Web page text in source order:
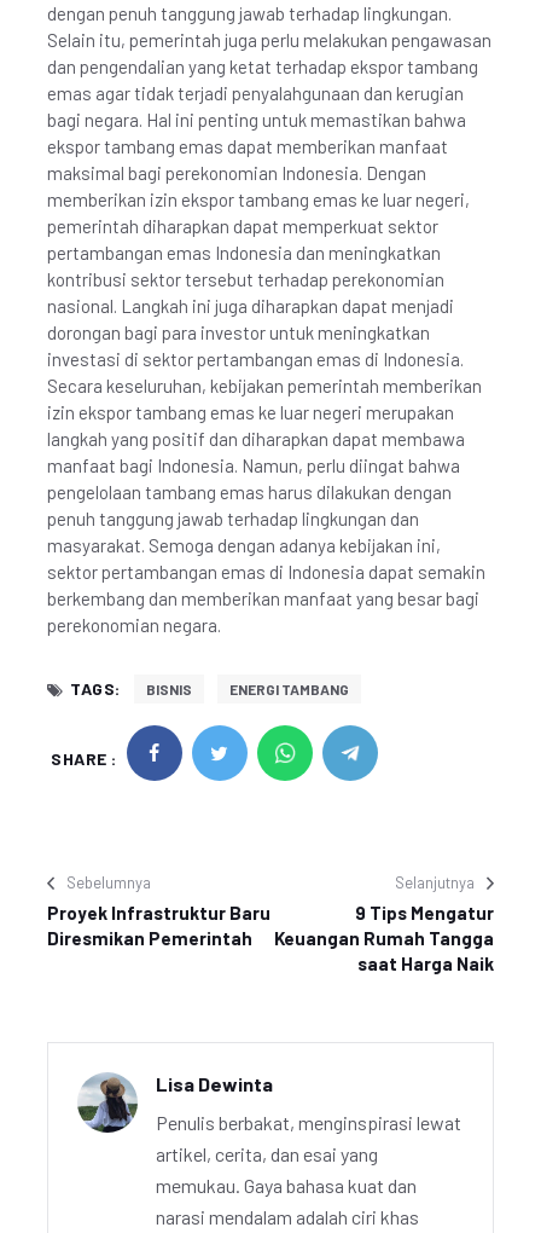
dengan penuh tanggung jawab terhadap lingkungan.
Selain itu, pemerintah juga perlu melakukan pengawasan
dan pengendalian yang ketat terhadap ekspor tambang
emas agar tidak terjadi penyalahgunaan dan kerugian
bagi negara. Hal ini penting untuk memastikan bahwa
ekspor tambang emas dapat memberikan manfaat
maksimal bagi perekonomian Indonesia. Dengan
memberikan izin ekspor tambang emas ke luar negeri,
pemerintah diharapkan dapat memperkuat sektor
pertambangan emas Indonesia dan meningkatkan
kontribusi sektor tersebut terhadap perekonomian
nasional. Langkah ini juga diharapkan dapat menjadi
dorongan bagi para investor untuk meningkatkan
investasi di sektor pertambangan emas di Indonesia.
Secara keseluruhan, kebijakan pemerintah memberikan
izin ekspor tambang emas ke luar negeri merupakan
langkah yang positif dan diharapkan dapat membawa
manfaat bagi Indonesia. Namun, perlu diingat bahwa
pengelolaan tambang emas harus dilakukan dengan
penuh tanggung jawab terhadap lingkungan dan
masyarakat. Semoga dengan adanya kebijakan ini,
sektor pertambangan emas di Indonesia dapat semakin
berkembang dan memberikan manfaat yang besar bagi
perekonomian negara.
TAGS: BISNIS ENERGI TAMBANG
SHARE :
Sebelumnya
Proyek Infrastruktur Baru
Diresmikan Pemerintah
Selanjutnya
9 Tips Mengatur
Keuangan Rumah Tangga
saat Harga Naik
Lisa Dewinta
Penulis berbakat, menginspirasi lewat
artikel, cerita, dan esai yang
memukau. Gaya bahasa kuat dan
narasi mendalam adalah ciri khas